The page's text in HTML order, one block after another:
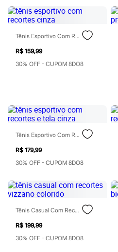
Cintos
Óculos
Calçados
Botas
Chinelos
Rasteirinhas
City
Clock House
Sawary
Moda esportiva
Acessórios
Calçados
Leggings
Shorts e Bermudas
Tops
Moda íntima
Calcinhas
Cintas e Modeladores
Meias
Tênis Esportivo Com Recortes Cinza
R$ 159,99
30% OFF - CUPOM 8DO8
Tênis Esportivo Com Recortes E Tela Cinza
R$ 179,99
30% OFF - CUPOM 8DO8
Tênis Casual Com Recortes Vizzano Colorido
R$ 199,99
30% OFF - CUPOM 8DO8